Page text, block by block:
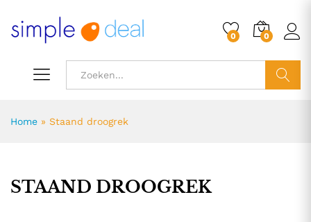
0 0
Home » Staand droogrek
STAAND DROOGREK